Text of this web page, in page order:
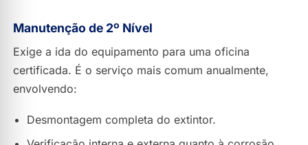
Manutenção de 2º Nível
Exige a ida do equipamento para uma oficina
certificada. É o serviço mais comum anualmente,
envolvendo:
Desmontagem completa do extintor.